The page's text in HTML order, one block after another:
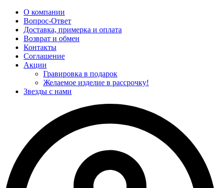
О компании
Вопрос-Ответ
Доставка, примерка и оплата
Возврат и обмен
Контакты
Соглашение
Акции
Гравировка в подарок
Желаемое изделие в рассрочку!
Звезды с нами